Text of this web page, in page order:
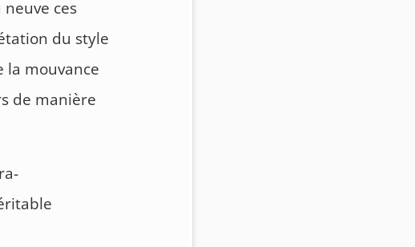
ces
du style
la mouvance
de manière